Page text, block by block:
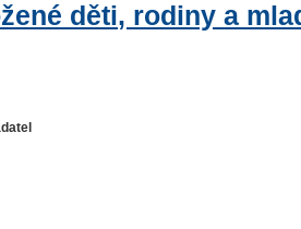
děti, rodiny a